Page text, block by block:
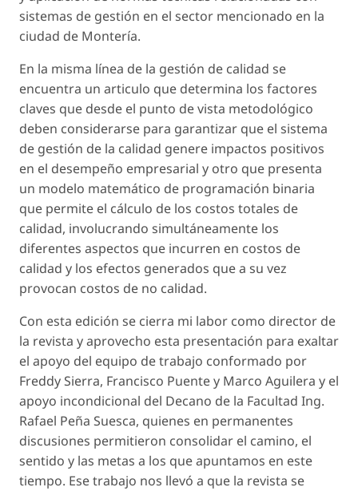
sistemas de gestión en el sector mencionado en la
ciudad de Montería.
En la misma línea de la gestión de calidad se
encuentra un articulo que determina los factores
claves que desde el punto de vista metodológico
deben considerarse para garantizar que el sistema
de gestión de la calidad genere impactos positivos
en el desempeño empresarial y otro que presenta
un modelo matemático de programación binaria
que permite el cálculo de los costos totales de
calidad, involucrando simultáneamente los
diferentes aspectos que incurren en costos de
calidad y los efectos generados que a su vez
provocan costos de no calidad.
Con esta edición se cierra mi labor como director de
la revista y aprovecho esta presentación para exaltar
el apoyo del equipo de trabajo conformado por
Freddy Sierra, Francisco Puente y Marco Aguilera y el
apoyo incondicional del Decano de la Facultad Ing.
Rafael Peña Suesca, quienes en permanentes
discusiones permitieron consolidar el camino, el
sentido y las metas a los que apuntamos en este
tiempo. Ese trabajo nos llevó a que la revista se